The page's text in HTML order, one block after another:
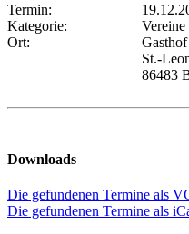
Termin:
Kategorie:
Vereine
Ort:
St.-
86483
Downloads
Die gefundenen Termine als
Die gefundenen Termine als